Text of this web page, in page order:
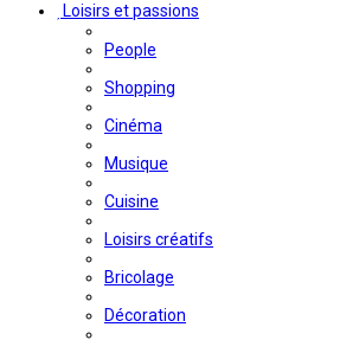
Loisirs et passions
People
Shopping
Cinéma
Musique
Cuisine
Loisirs créatifs
Bricolage
Décoration